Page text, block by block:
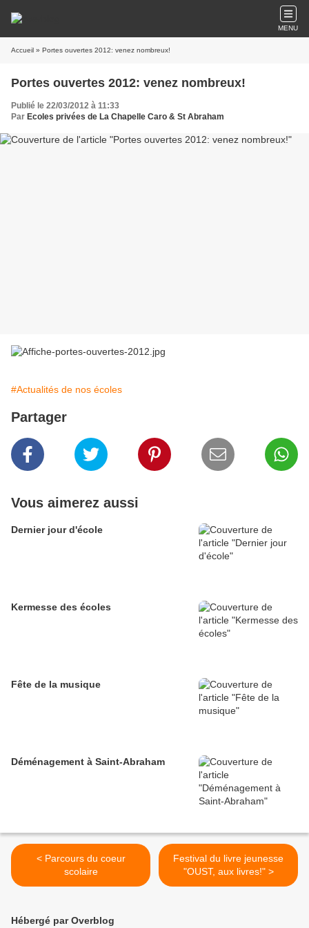
MENU
Accueil » Portes ouvertes 2012: venez nombreux!
Portes ouvertes 2012: venez nombreux!
Publié le 22/03/2012 à 11:33
Par Ecoles privées de La Chapelle Caro & St Abraham
#Actualités de nos écoles
Partager
Vous aimerez aussi
Dernier jour d'école
Kermesse des écoles
Fête de la musique
Déménagement à Saint-Abraham
< Parcours du coeur
scolaire
Festival du livre jeunesse
"OUST, aux livres!" >
Hébergé par Overblog